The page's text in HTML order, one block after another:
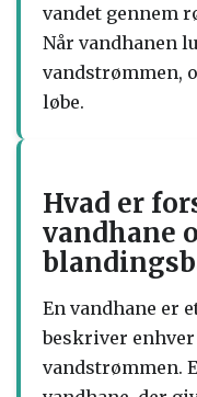
vandet gennem
Når vandhanen
vandstrømmen,
løbe.
Hvad er
vandhane
En vandhane er
beskriver
vandstrømmen.